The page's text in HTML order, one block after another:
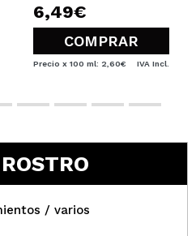
6,49€
COMPRAR
Precio x 100 ml: 2,60€ IVA Incl.
/ varios